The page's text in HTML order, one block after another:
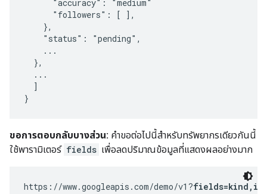
      "accuracy": "medium"
      "followers": [ ],
    },
    "status": "pending",
    ...
  },
  ...
  ]
}
ขอการตอบกลับบางส่วน: คำขอต่อไปนี้สำหรับทรัพยากรเดียวกันนี้
ใช้พารามิเตอร์ fields เพื่อลดปริมาณข้อมูลที่แสดงผลอย่างมาก
https://www.googleapis.com/demo/v1?